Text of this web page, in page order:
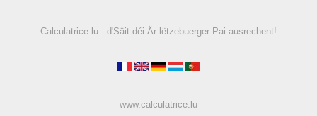
Calculatrice.lu - d'Säit déi Är lëtzebuerger Pai ausrechent!
www.calculatrice.lu